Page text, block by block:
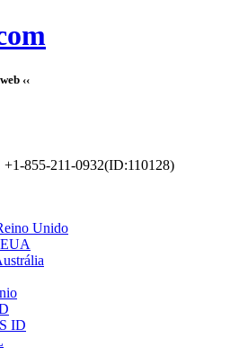
‹‹
855-211-0932(ID:110128)
Unido
ID